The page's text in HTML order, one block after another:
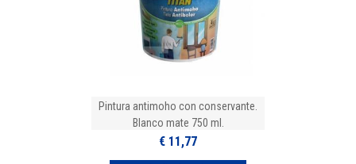
Pintura antimoho con conservante.
Blanco mate 750 ml.
€ 11,77